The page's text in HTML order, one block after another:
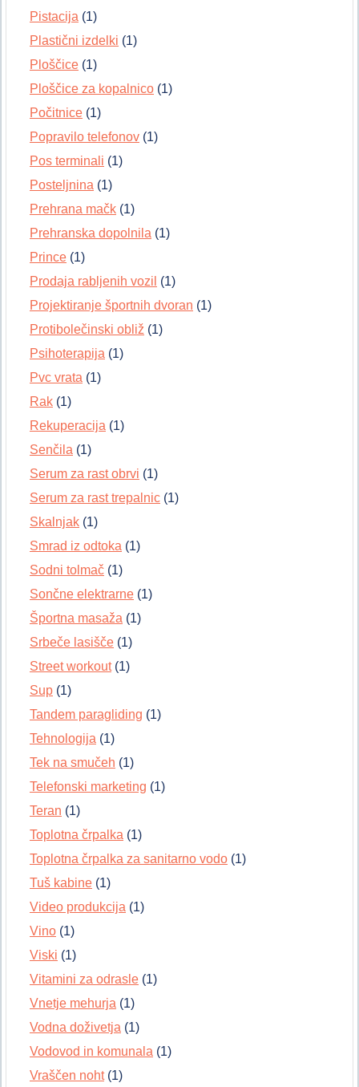
Pistacija (1)
Plastični izdelki (1)
Ploščice (1)
Ploščice za kopalnico (1)
Počitnice (1)
Popravilo telefonov (1)
Pos terminali (1)
Posteljnina (1)
Prehrana mačk (1)
Prehranska dopolnila (1)
Prince (1)
Prodaja rabljenih vozil (1)
Projektiranje športnih dvoran (1)
Protibolečinski obliž (1)
Psihoterapija (1)
Pvc vrata (1)
Rak (1)
Rekuperacija (1)
Senčila (1)
Serum za rast obrvi (1)
Serum za rast trepalnic (1)
Skalnjak (1)
Smrad iz odtoka (1)
Sodni tolmač (1)
Sončne elektrarne (1)
Športna masaža (1)
Srbeče lasišče (1)
Street workout(1)
Sup (1)
Tandem paragliding (1)
Tehnologija (1)
Tek na smučeh (1)
Telefonski marketing (1)
Teran (1)
Toplotna črpalka (1)
Toplotna črpalka za sanitarno vodo (1)
Tuš kabine (1)
Video produkcija (1)
Vino (1)
Viski (1)
Vitamini za odrasle (1)
Vnetje mehurja (1)
Vodna doživetja (1)
Vodovod in komunala (1)
Vraščen noht(1)